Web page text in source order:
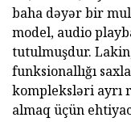
baha dəyər bir
model, audio
tutulmuşdur.
funksionallığı
kompleksləri ayrı
almaq üçün